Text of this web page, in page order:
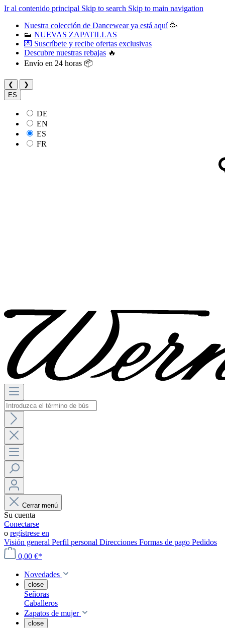
Ir al contenido principal Skip to search Skip to main navigation
Nuestra colección de Dancewear ya está aquí🥳
👟 NUEVAS ZAPATILLAS
💌 Suscríbete y recibe ofertas exclusivas
Descubre nuestras rebajas 🔥
Envío en 24 horas 📦
❮
❯
ES
DE
EN
ES
FR
Cerrar menú
Su cuenta
Conectarse
o regístrese en
Visión general Perfil personal Direcciones Formas de pago Pedidos
0,00 €*
Novedades
close
Señoras
Caballeros
Zapatos de mujer
close